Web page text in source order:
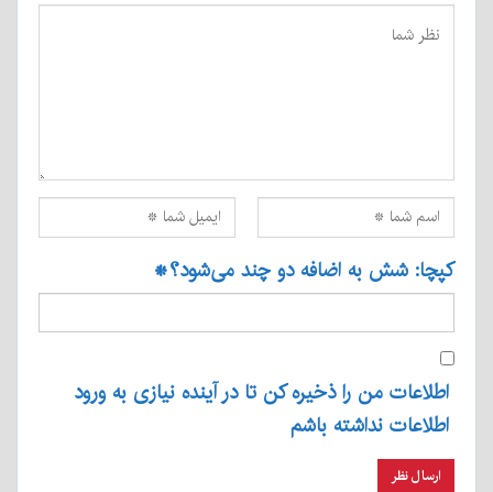
کپچا: شش به اضافه دو چند می‌شود؟*
اطلاعات من را ذخیره کن تا در آینده نیازی به ورود
اطلاعات نداشته باشم